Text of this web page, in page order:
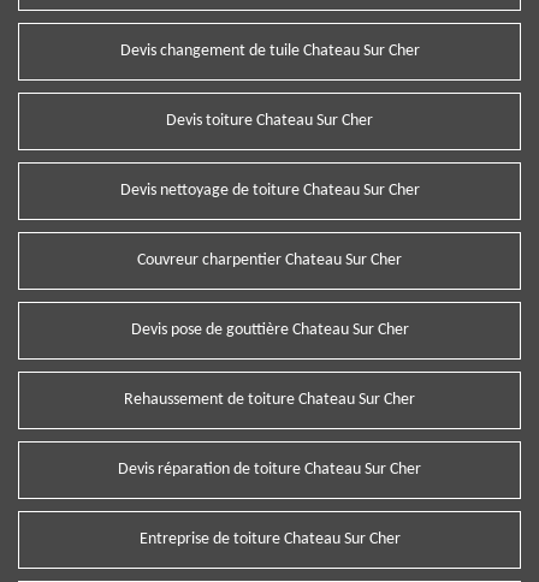
Devis changement de tuile Chateau Sur Cher
Devis toiture Chateau Sur Cher
Devis nettoyage de toiture Chateau Sur Cher
Couvreur charpentier Chateau Sur Cher
Devis pose de gouttière Chateau Sur Cher
Rehaussement de toiture Chateau Sur Cher
Devis réparation de toiture Chateau Sur Cher
Entreprise de toiture Chateau Sur Cher